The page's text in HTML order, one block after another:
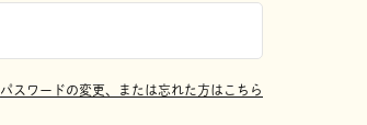
パスワードの変更、または忘れた方はこちら